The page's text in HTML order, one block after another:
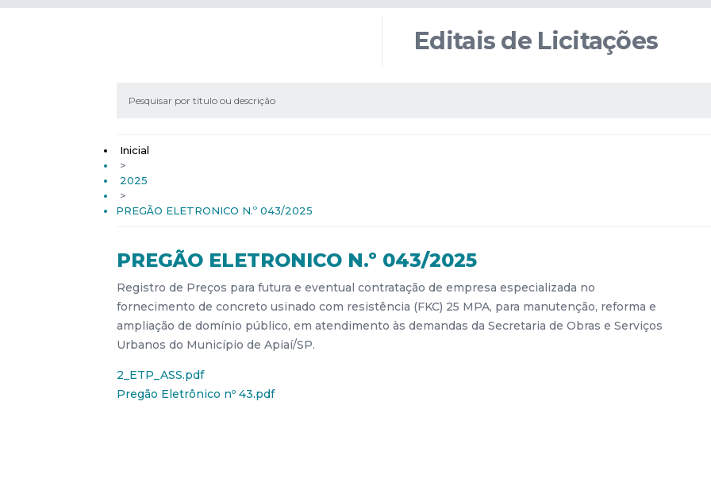
Editais de Licitações
Inicial
>
2025
>
PREGÃO ELETRONICO N.º 043/2025
PREGÃO ELETRONICO N.º 043/2025
Registro de Preços para futura e eventual contratação de empresa especializada no
fornecimento de concreto usinado com resistência (FKC) 25 MPA, para manutenção, reforma e
ampliação de domínio público, em atendimento às demandas da Secretaria de Obras e Serviços
Urbanos do Município de Apiaí/SP.
2_ETP_ASS.pdf
Pregão Eletrônico nº 43.pdf